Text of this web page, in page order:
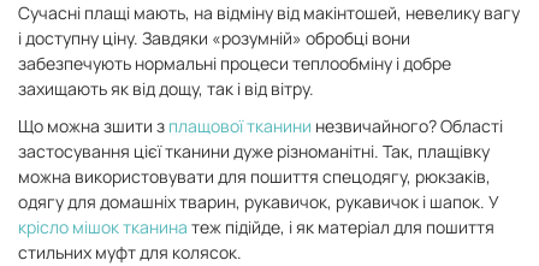
Сучасні плащі мають, на відміну від макінтошей, невелику вагу
і доступну ціну. Завдяки «розумній» обробці вони
забезпечують нормальні процеси теплообміну і добре
захищають як від дощу, так і від вітру.
Що можна зшити з плащової тканини незвичайного? Області
застосування цієї тканини дуже різноманітні. Так, плащівку
можна використовувати для пошиття спецодягу, рюкзаків,
одягу для домашніх тварин, рукавичок, рукавичок і шапок. У
крісло мішок тканина теж підійде, і як матеріал для пошиття
стильних муфт для колясок.